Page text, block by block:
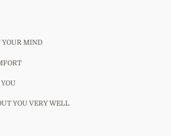
MIND
YOU VERY WELL